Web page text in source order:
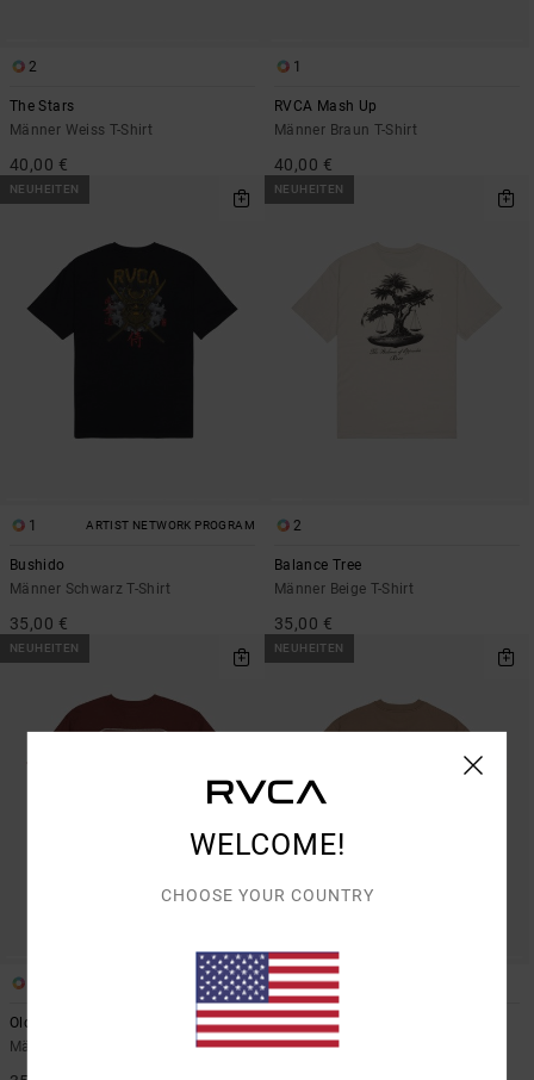
2
The Stars
Männer Weiss T-Shirt
40,00 €
1
RVCA Mash Up
Männer Braun T-Shirt
40,00 €
NEUHEITEN
1 ARTIST NETWORK PROGRAM
Bushido
Männer Schwarz T-Shirt
35,00 €
NEUHEITEN
2
Balance Tree
Männer Beige T-Shirt
35,00 €
NEUHEITEN
Old West
Männer Rot T-Shirt
NEUHEITEN
2
Steadfast
Männer Braun T-Shirt
WELCOME!
CHOOSE YOUR COUNTRY